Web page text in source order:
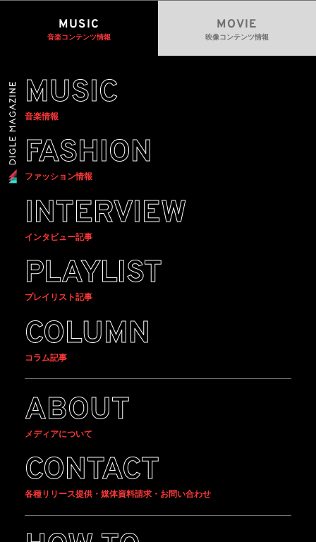
MUSIC
音楽コンテンツ情報
MOVIE
映像コンテンツ情報
MUSIC
音楽情報
FASHION
ファッション情報
INTERVIEW
インタビュー記事
PLAYLIST
プレイリスト記事
COLUMN
コラム記事
ABOUT
メディアについて
CONTACT
各種リリース提供・媒体資料請求・お問い合わせ